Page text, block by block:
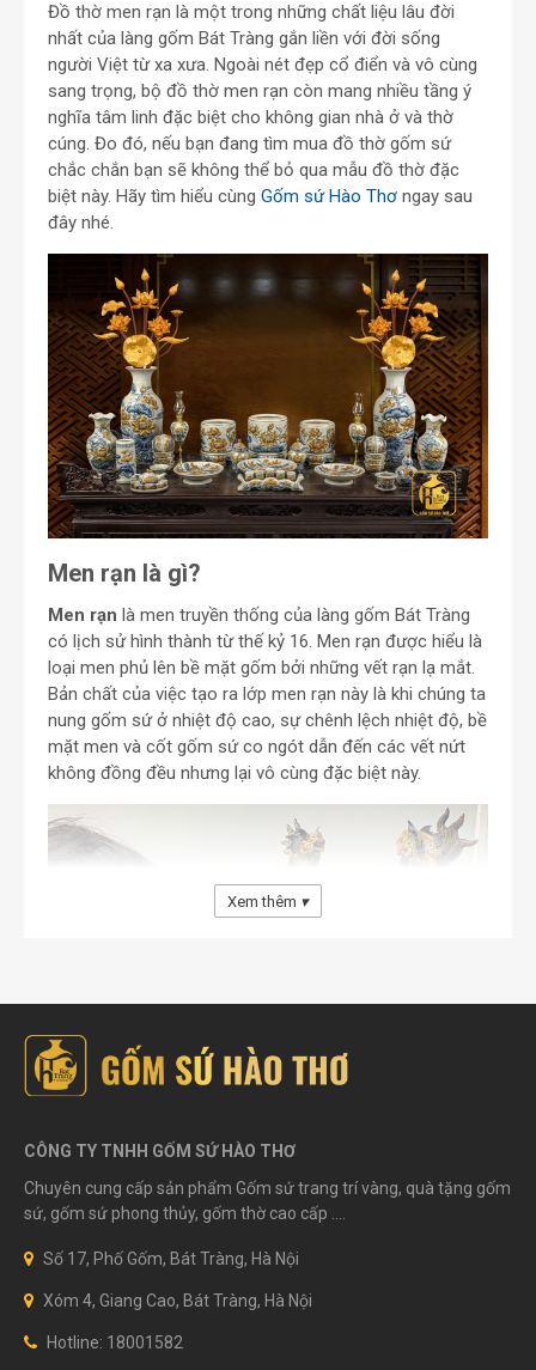
Đồ thờ men rạn là một trong những chất liệu lâu đời
nhất của làng gốm Bát Tràng gắn liền với đời sống
người Việt từ xa xưa. Ngoài nét đẹp cổ điển và vô cùng
sang trọng, bộ đồ thờ men rạn còn mang nhiều tầng ý
nghĩa tâm linh đặc biệt cho không gian nhà ở và thờ
cúng. Đo đó, nếu bạn đang tìm mua đồ thờ gốm sứ
chắc chắn bạn sẽ không thể bỏ qua mẫu đồ thờ đặc
biệt này. Hãy tìm hiểu cùng Gốm sứ Hào Thơ ngay sau
đây nhé.
Men rạn là gì?
Men rạn là men truyền thống của làng gốm Bát Tràng
có lịch sử hình thành từ thế kỷ 16. Men rạn được hiểu là
loại men phủ lên bề mặt gốm bởi những vết rạn lạ mắt.
Bản chất của việc tạo ra lớp men rạn này là khi chúng ta
nung gốm sứ ở nhiệt độ cao, sự chênh lệch nhiệt độ, bề
mặt men và cốt gốm sứ co ngót dẫn đến các vết nứt
không đồng đều nhưng lại vô cùng đặc biệt này.
trắng xám, ghi, trắng kem. Sau thời gian dài bị thất
của các bậc tiền nhân, chất men đặc biệt này được
phục chế bởi những lớp nghệ nhân sau này. Và hiện nay
thì đây vẫn là dòng men được ưa chuộng nhất nhì.
Đồ thờ men rạn là gì?
Đồ thờ men rạnlà những vật phẩm thờ cúng được làm
Xem thêm ▾
CÔNG TY TNHH GỐM SỨ HÀO THƠ
Chuyên cung cấp sản phẩm Gốm sứ trang trí vàng, quà tặng gốm
sứ, gốm sứ phong thủy, gốm thờ cao cấp ....
Số 17, Phố Gốm, Bát Tràng, Hà Nội
Xóm 4, Giang Cao, Bát Tràng, Hà Nội
Hotline: 18001582